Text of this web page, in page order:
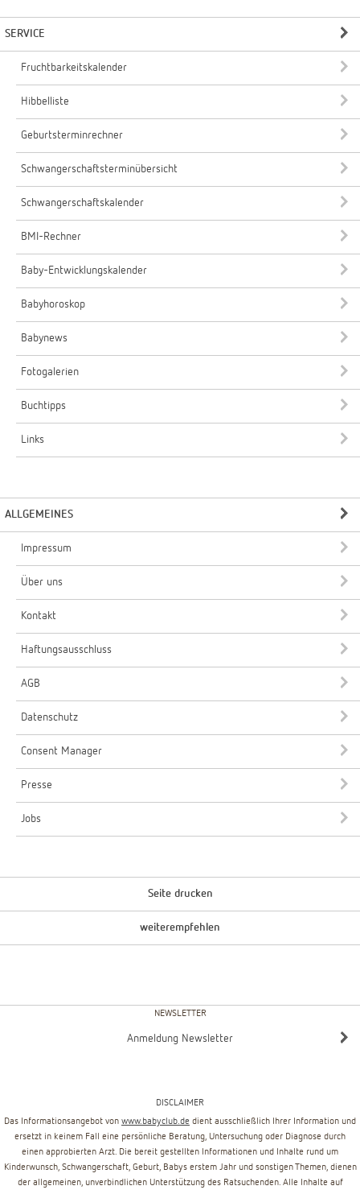
SERVICE
Fruchtbarkeitskalender
Hibbelliste
Geburtsterminrechner
Schwangerschaftsterminübersicht
Schwangerschaftskalender
BMI-Rechner
Baby-Entwicklungskalender
Babyhoroskop
Babynews
Fotogalerien
Buchtipps
Links
ALLGEMEINES
Impressum
Über uns
Kontakt
Haftungsausschluss
AGB
Datenschutz
Consent Manager
Presse
Jobs
Seite drucken
weiterempfehlen
NEWSLETTER
Anmeldung Newsletter
DISCLAIMER
Das Informationsangebot von www.babyclub.de dient ausschließlich Ihrer Information und
ersetzt in keinem Fall eine persönliche Beratung, Untersuchung oder Diagnose durch
einen approbierten Arzt. Die bereit gestellten Informationen und Inhalte rund um
Kinderwunsch, Schwangerschaft, Geburt, Babys erstem Jahr und sonstigen Themen, dienen
der allgemeinen, unverbindlichen Unterstützung des Ratsuchenden. Alle Inhalte auf